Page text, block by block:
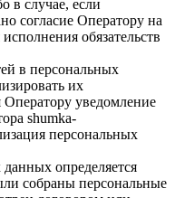
в случае, если
согласие Оператору на
обязательств
в персональных
их
Оператору уведомление
shumka-
персональных
определяется
собраны персональные